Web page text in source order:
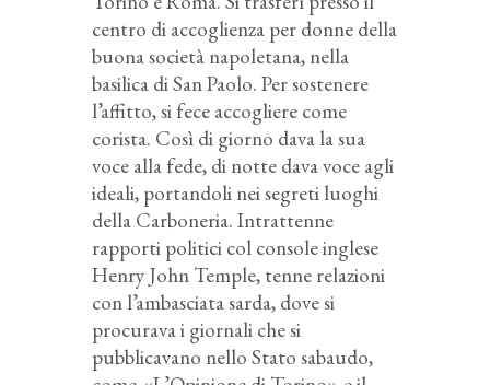
centro di accoglienza per donne della
buona società napoletana, nella
basilica di San Paolo. Per sostenere
l’affitto, si fece accogliere come
corista. Così di giorno dava la sua
voce alla fede, di notte dava voce agli
ideali, portandoli nei segreti luoghi
della Carboneria. Intrattenne
rapporti politici col console inglese
Henry John Temple, tenne relazioni
con l’ambasciata sarda, dove si
procurava i giornali che si
pubblicavano nello Stato sabaudo,